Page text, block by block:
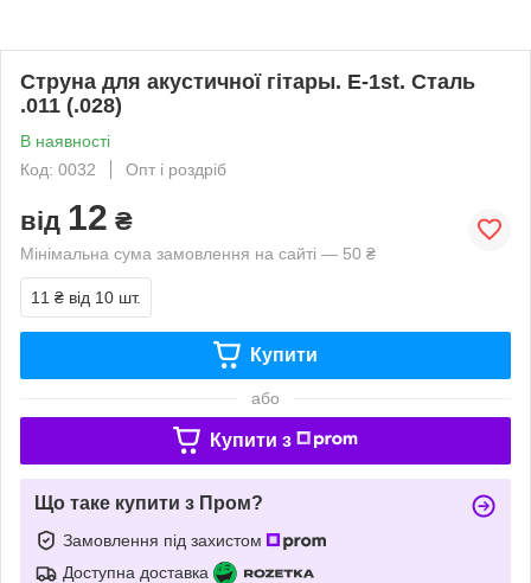
Струна для акустичної гітары. E-1st. Сталь
.011 (.028)
В наявності
Код: 0032
Опт і роздріб
від 12 ₴
Мінімальна сума замовлення на сайті — 50 ₴
11 ₴ від 10 шт.
Купити
або
Купити з
Що таке купити з Пром?
Замовлення під захистом
Доступна доставка